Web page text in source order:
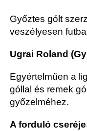
Győztes gólt
veszélyesen
Ugrai Roland
Egyértelműen a
góllal és remek
győzelméhez.
A forduló